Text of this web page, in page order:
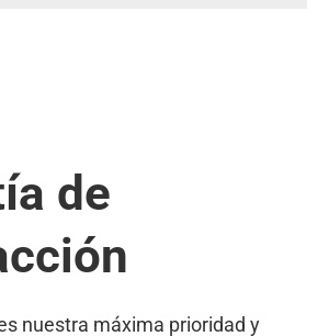
de
nuestra máxima prioridad y